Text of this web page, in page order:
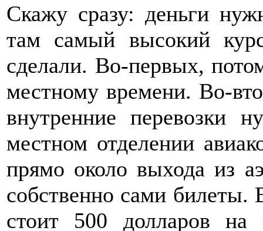
Скажу сразу: деньги
там самый высокий
сделали. Во-первых,
местному времени. Во-
внутренние перевозки
местном отделении
прямо около выхода из
собственно сами билеты.
стоит 500 долларов на